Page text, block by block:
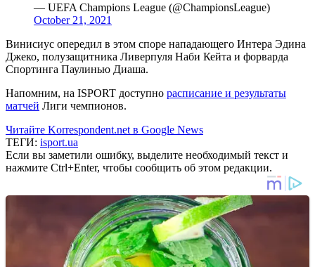
— UEFA Champions League (@ChampionsLeague)
October 21, 2021
Винисиус опередил в этом споре нападающего Интера Эдина
Джеко, полузащитника Ливерпуля Наби Кейта и форварда
Спортинга Паулинью Диаша.
Напомним, на ISPORT доступно расписание и результаты
матчей Лиги чемпионов.
Читайте Korrespondent.net в Google News
ТЕГИ: isport.ua
Если вы заметили ошибку, выделите необходимый текст и
нажмите Ctrl+Enter, чтобы сообщить об этом редакции.